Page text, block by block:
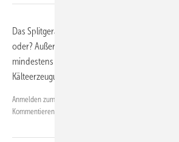
Das Splitgerät muss doch mindestens 65% der
oder? Außerdem muss noch nachgewiesen
mindestens 50% der Wärmeerzeugung dient
Kälteerzeugung.
Anmelden zum
Kommentieren.